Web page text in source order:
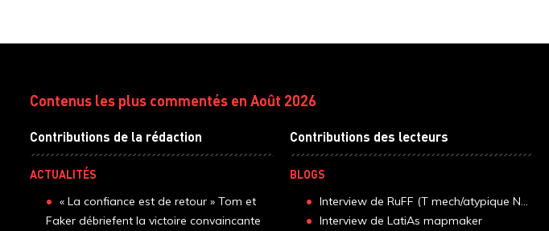
Contenus les plus commentés en Août 2026
Contributions de la rédaction
ACTUALITÉS
« La confiance est de retour » Tom et
Faker débriefent la victoire convaincante
Contributions des lecteurs
BLOGS
Interview de RuFF (T mech/atypique N...
Interview de LatiAs mapmaker